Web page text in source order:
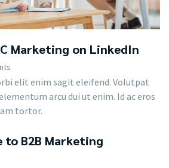
Marketing on LinkedIn
elit enim sagit eleifend. Volutpat
arcu dui ut enim. Id ac eros
tortor.
to B2B Marketing